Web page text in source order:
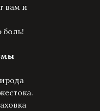
вам и
боль!